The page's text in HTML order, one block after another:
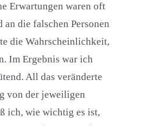
Erwartungen waren oft
an die falschen Personen
die Wahrscheinlichkeit,
Im Ergebnis war ich
All das veränderte
von der jeweiligen
ich, wie wichtig es ist,